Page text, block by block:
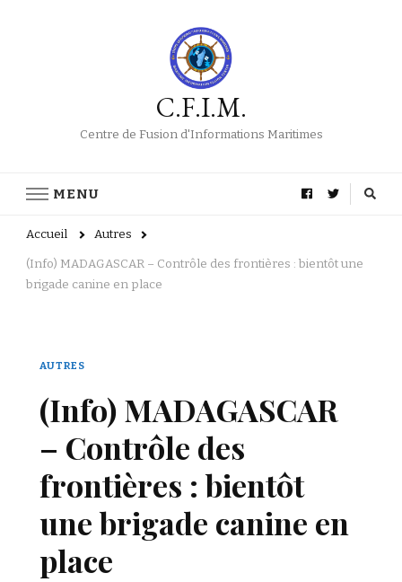
C.F.I.M.
Centre de Fusion d'Informations Maritimes
MENU
Accueil Autres
(Info) MADAGASCAR – Contrôle des frontières : bientôt une
brigade canine en place
AUTRES
(Info) MADAGASCAR
– Contrôle des
frontières : bientôt
une brigade canine en
place